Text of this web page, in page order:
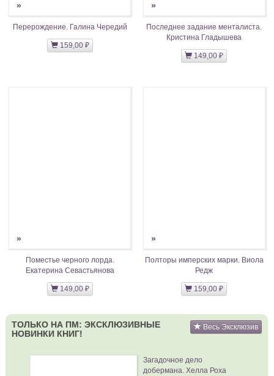
»
Перерождение. Галина Чередий
159,00 ₽
»
Последнее задание менталиста.
Кристина Гладышева
149,00 ₽
»
Поместье черного лорда.
Екатерина Севастьянова
149,00 ₽
»
Полторы имперских марки. Виола
Редж
159,00 ₽
Весь Эксклюзив
ТОЛЬКО НА ПМ: ЭКСКЛЮЗИВНЫЕ
НОВИНКИ КНИГ!
Загадочное дело
добермана. Хелла Роха